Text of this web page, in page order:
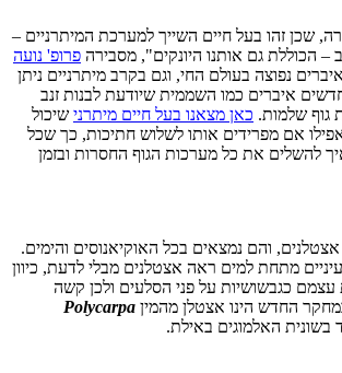
שכן זהו בעל חיים השייך למערכת המיתרניים –
– הכוללת גם אותנו היונקים", מסבירה פרופ' נועה
נפוצה בעולם החי, וגם בקרב מיתרניים ניתן
איברים כמו השממית שיודעת לבנות זנב
גוף שלמות. כאן מצאנו בעל חיים מיתרני שיכול
אם מפרידים אותו לשלוש חתיכות, כך שכל
להשלים את כל מערכות הגוף החסרות ובזמן
והם נמצאים בכל האוקיאנוסים והימים.
מתחת למים ראה אצטלנים מבלי לדעת, כיוון
כגבשושיות על פני הסלעים ולכן קשה
החדש הינו אצטלן מהמין Polycarpa
בשונית האלמוגים באילת.